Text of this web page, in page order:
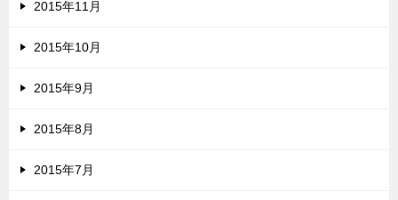
2015年11月
2015年10月
2015年9月
2015年8月
2015年7月